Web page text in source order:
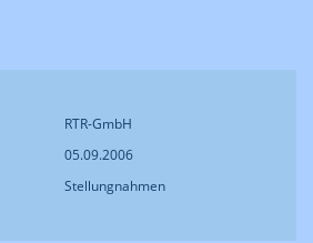
RTR-GmbH
05.09.2006
Stellungnahmen